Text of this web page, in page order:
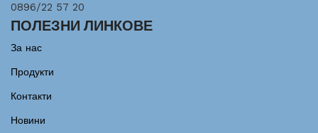
0896/22 57 20
ПОЛЕЗНИ ЛИНКОВЕ
За нас
Продукти
Контакти
Новини